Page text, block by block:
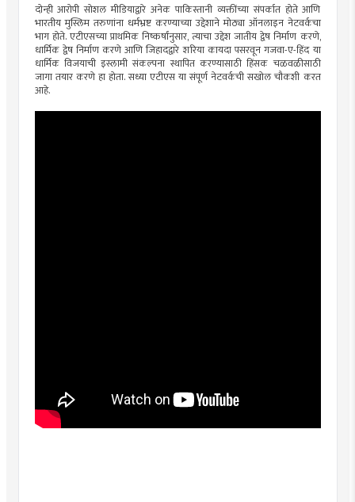
दोन्ही आरोपी सोशल मीडियाद्वारे अनेक पाकिस्तानी व्यक्तींच्या संपर्कात होते आणि
भारतीय मुस्लिम तरुणांना धर्मभ्रष्ट करण्याच्या उद्देशाने मोठ्या ऑनलाइन नेटवर्कचा
भाग होते. एटीएसच्या प्राथमिक निष्कर्षांनुसार, त्याचा उद्देश जातीय द्वेष निर्माण करणे,
धार्मिक द्वेष निर्माण करणे आणि जिहादद्वारे शरिया कायदा पसरवून गजवा-ए-हिंद या
धार्मिक विजयाची इस्लामी संकल्पना स्थापित करण्यासाठी हिंसक चळवळीसाठी
जागा तयार करणे हा होता. सध्या एटीएस या संपूर्ण नेटवर्कची सखोल चौकशी करत
आहे.